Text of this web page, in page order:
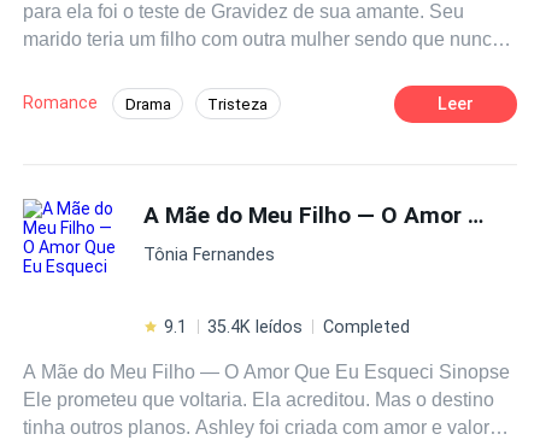
para ela foi o teste de Gravidez de sua amante. Seu
marido teria um filho com outra mulher sendo que nunca
isso?– Serena perguntou olhando com os olhos trémulos
para o documento em suas mãos. –Um teste de Gravidez,
Serena olhou para seu marido incrédula. Anos de amor e
devoção transformados em nada, era isso que ela
significava para ele. Nada. E a parir daquele momento,
anos. Erick nunca a amou, nunca a amaria, ele era
compaixão, gratidão por todo sacrifício que ela fez por ele
e pela família dele. aquela era a paga por anos de amor e
devoção, Desprezo. Mas com certeza ela o faria pagar
Romance Drama Tristeza
Mafia Dominante
Leer
A Mãe do Meu Filho — O Amor Que Eu Esqueci
Tônia Fernandes
9.1 35.4K leídos Completed
A Mãe do Meu Filho — O Amor Que Eu Esqueci Sinopse
Ele prometeu que voltaria. Ela acreditou. Mas o destino
tinha outros planos. Ashley foi criada com amor e valores